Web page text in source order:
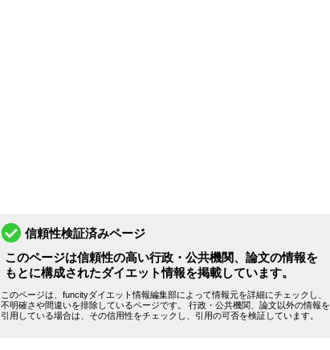
信頼性検証済みページ
このページは信頼性の高い行政・公共機関、論文の情報を
もとに構成されたダイエット情報を掲載しています。
このページは、funcityダイエット情報編集部によって情報元を詳細にチェックし、
不明確さや間違いを排除しているページです。 行政・公共機関、論文以外の情報を
引用している場合は、その信用性をチェックし、引用の可否を検証しています。